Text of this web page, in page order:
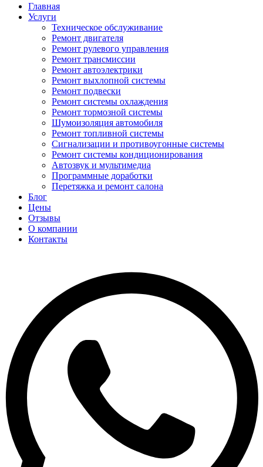
Главная
Услуги
Техническое обслуживание
Ремонт двигателя
Ремонт рулевого управления
Ремонт трансмиссии
Ремонт автоэлектрики
Ремонт выхлопной системы
Ремонт подвески
Ремонт системы охлаждения
Ремонт тормозной системы
Шумоизоляция автомобиля
Ремонт топливной системы
Сигнализации и противоугонные системы
Ремонт системы кондиционирования
Автозвук и мультимедиа
Программные доработки
Перетяжка и ремонт салона
Блог
Цены
Отзывы
О компании
Контакты